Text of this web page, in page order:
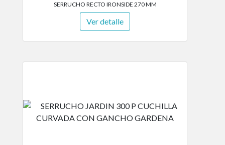
SERRUCHO RECTO IRONSIDE 270 MM
Ver detalle